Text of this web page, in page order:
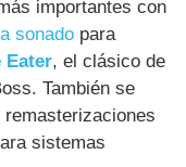
importantes con
sonado para
Eater, el clásico de
También se
sistemas